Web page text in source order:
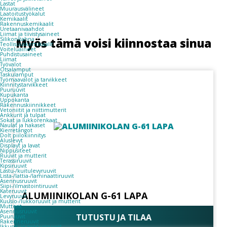
Lastat
Muurausvälineet
Laatoitustyökalut
Kemikaalit
Rakennuskemikaalit
Uretaanivaahdot
Liimat ja tiivistysaineet
Silikonitahna
Teollisuuskemikaalit
Voiteluaineet
Puhdistusaineet
Liimat
Työvalot
Otsalamput
Taskulamput
Työmaavalot ja tarvikkeet
Kiinnitys­tarvikkeet
Puuruuvit
Kupukanta
Uppokanta
Rakennuskiinnikkeet
Vetoniitit ja niittimutterit
Ankkurit ja tulpat
Sokat ja lukkorenkaat
Naulat ja hakaset
Kierretangot
Dolt piilokiinnitys
Aluslevyt
Displayt ja lavat
Nippusiteet
Ruuvit ja mutterit
Terassiruuvit
Kipsiruuvit
Lastu-/kuitulevyruuvit
Lista-/lattia-/laminaattiruuvit
Asennusruuvit
Siipi-/ilmastointiruuvit
Kateruuvit
Levyruuvit
Kuusio-/lukkoruuvit ja mutterit
Mutterit
Asennusruuvit
Puuruuvit
Rakenneruuvit
Myös tämä voisi kiinnostaa sinua
ALUMIINIKOLAN G-61 LAPA
TUTUSTU JA TILAA